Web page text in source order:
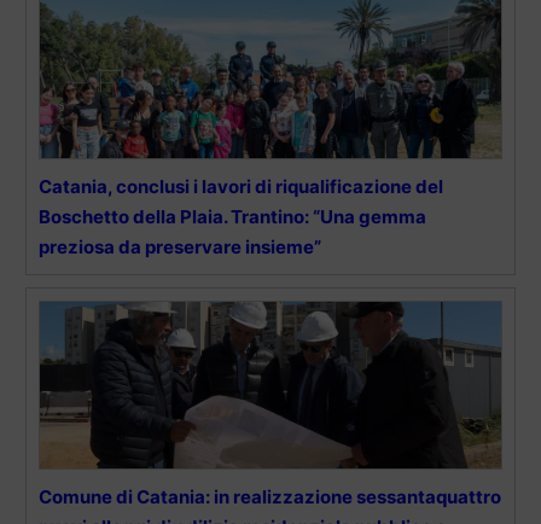
Catania, conclusi i lavori di riqualificazione del
Boschetto della Plaia. Trantino: “Una gemma
preziosa da preservare insieme”
Comune di Catania: in realizzazione sessantaquattro